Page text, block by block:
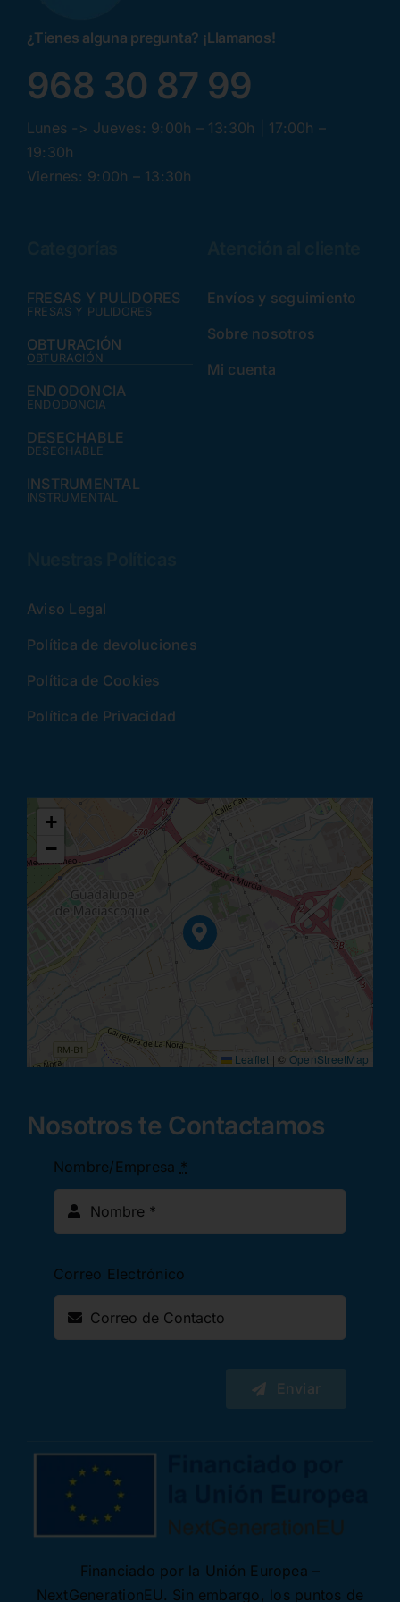
¿Tienes alguna pregunta? ¡Llamanos!
968 30 87 99
Lunes -> Jueves: 9:00h – 13:30h | 17:00h –
19:30h
Viernes: 9:00h – 13:30h
FRESAS Y PULIDORES
FRESAS Y PULIDORES
OBTURACIÓN
OBTURACIÓN
ENDODONCIA
ENDODONCIA
DESECHABLE
DESECHABLE
INSTRUMENTAL
INSTRUMENTAL
Envíos y seguimiento
Sobre nosotros
Mi cuenta
Aviso Legal
Política de devoluciones
Política de Cookies
Política de Privacidad
+
−
Leaflet | © OpenStreetMap
Nosotros te Contactamos
Nombre/Empresa *
Correo Electrónico
Enviar
Financiado por la Unión Europea –
NextGenerationEU. Sin embargo, los puntos de